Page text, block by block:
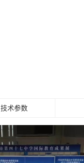
技术参数